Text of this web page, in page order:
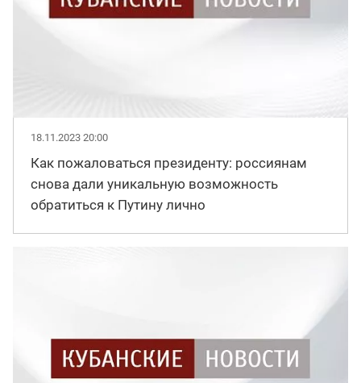
18.11.2023 20:00
Как пожаловаться президенту: россиянам
снова дали уникальную возможность
обратиться к Путину лично